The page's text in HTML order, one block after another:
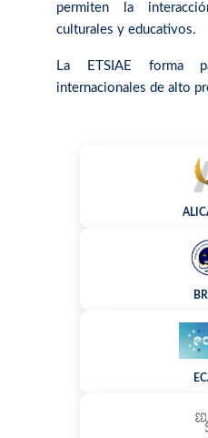
permiten la
culturales y educativos.
La ETSIAE forma
internacionales de alto